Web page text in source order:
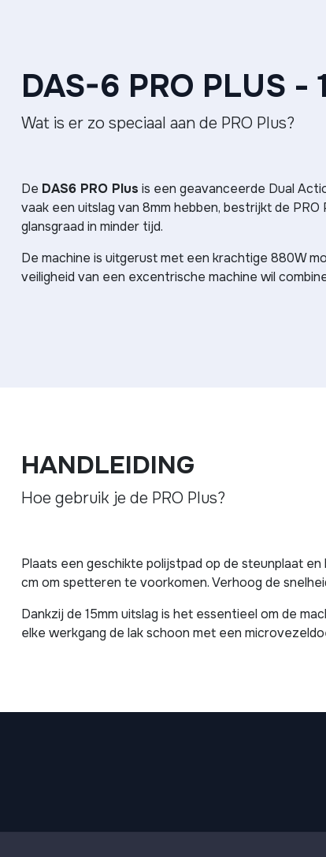
DAS-6 PRO PLUS -
Wat is er zo speciaal aan de PRO Plus?
De DAS6 PRO Plus is een geavanceerde Dual
vaak een uitslag van 8mm hebben, bestrijkt de
glansgraad in minder tijd.
De machine is uitgerust met een krachtige 880W
veiligheid van een excentrische machine wil
HANDLEIDING
Hoe gebruik je de PRO Plus?
Plaats een geschikte polijstpad op de steunplaat
cm om spetteren te voorkomen. Verhoog de
Dankzij de 15mm uitslag is het essentieel om de
elke werkgang de lak schoon met een